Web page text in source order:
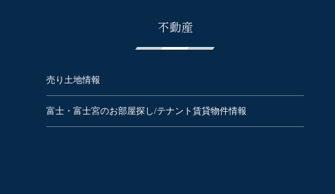
不動産
売り土地情報
富士・富士宮のお部屋探し/テナント賃貸物件情報